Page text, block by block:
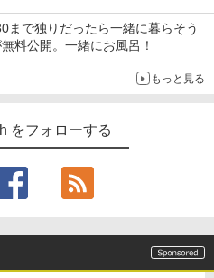
で独りだったら一緒に暮らそう
料公開。一緒にお風呂！
もっと見る
をフォローする